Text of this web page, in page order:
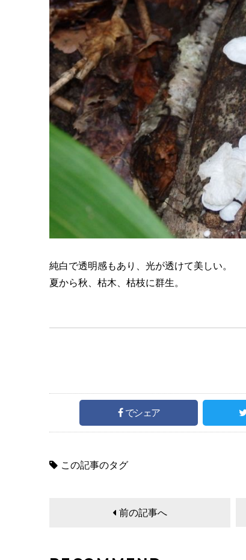
純白で透明感もあり、光が透けて美しい。
夏から秋、枯木、枯枝に群生。
でシェア
この記事のタグ
前の記事へ